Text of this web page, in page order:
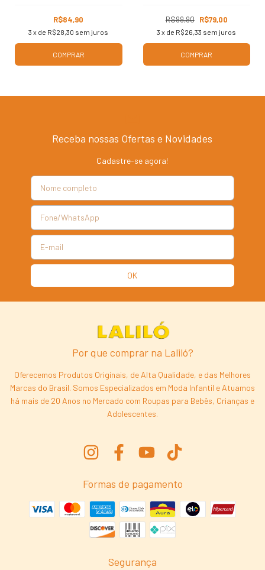
R$84,90
3 x de R$28,30 sem juros
COMPRAR
R$99,90 R$79,00
3 x de R$26,33 sem juros
COMPRAR
Receba nossas Ofertas e Novidades
Cadastre-se agora!
Por que comprar na Laliló?
Oferecemos Produtos Originais, de Alta Qualidade, e das Melhores
Marcas do Brasil. Somos Especializados em Moda Infantil e Atuamos
há mais de 20 Anos no Mercado com Roupas para Bebês, Crianças e
Adolescentes.
Formas de pagamento
Segurança